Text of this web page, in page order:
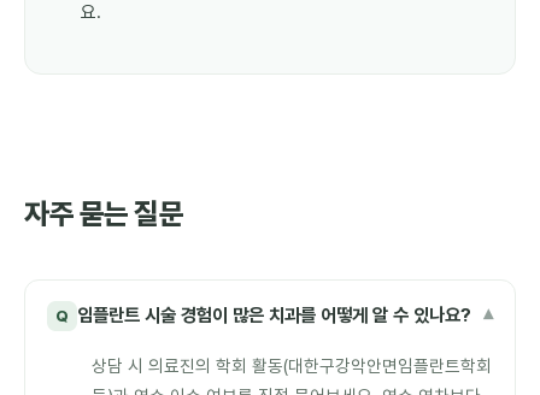
요.
자주 묻는 질문
Q 임플란트 시술 경험이 많은 치과를 어떻게 알 수 있나요? ▾
상담 시 의료진의 학회 활동(대한구강악안면임플란트학회